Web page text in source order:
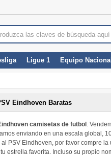
Ligue 1 Equipo Nacional
Eindhoven Baratas
camisetas de futbol .
enviando en una escala global,
PSV Eindhoven, por favor compre la
estrella favorita. Incluso su propio